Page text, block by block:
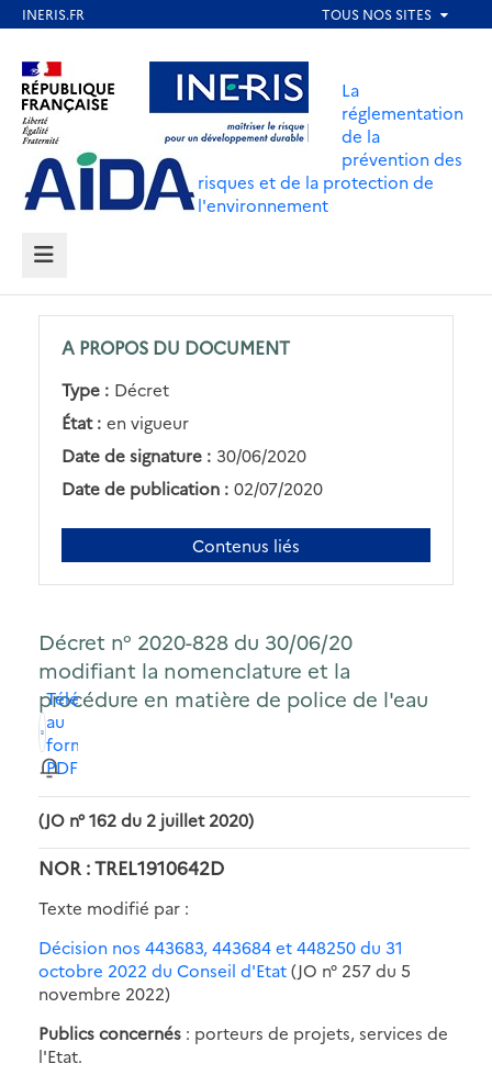
contenu
principal
Aller au contenu Aller au menu
Aller au pied de page
La
réglementation
de la
prévention des
risques et de la protection de
l'environnement
MENU
A PROPOS DU DOCUMENT
Type : Décret
État : en vigueur
Date de signature : 30/06/2020
Date de publication : 02/07/2020
Contenus liés
Décret n° 2020-828 du 30/06/20
modifiant la nomenclature et la
procédure en matière de police de l'eau
Télécharger
au
format
PDF
(JO n° 162 du 2 juillet 2020)
NOR : TREL1910642D
Texte modifié par :
Décision nos 443683, 443684 et 448250 du 31
octobre 2022 du Conseil d'Etat(JO n° 257 du 5
novembre 2022)
Publics concernés : porteurs de projets, services de
l'Etat.